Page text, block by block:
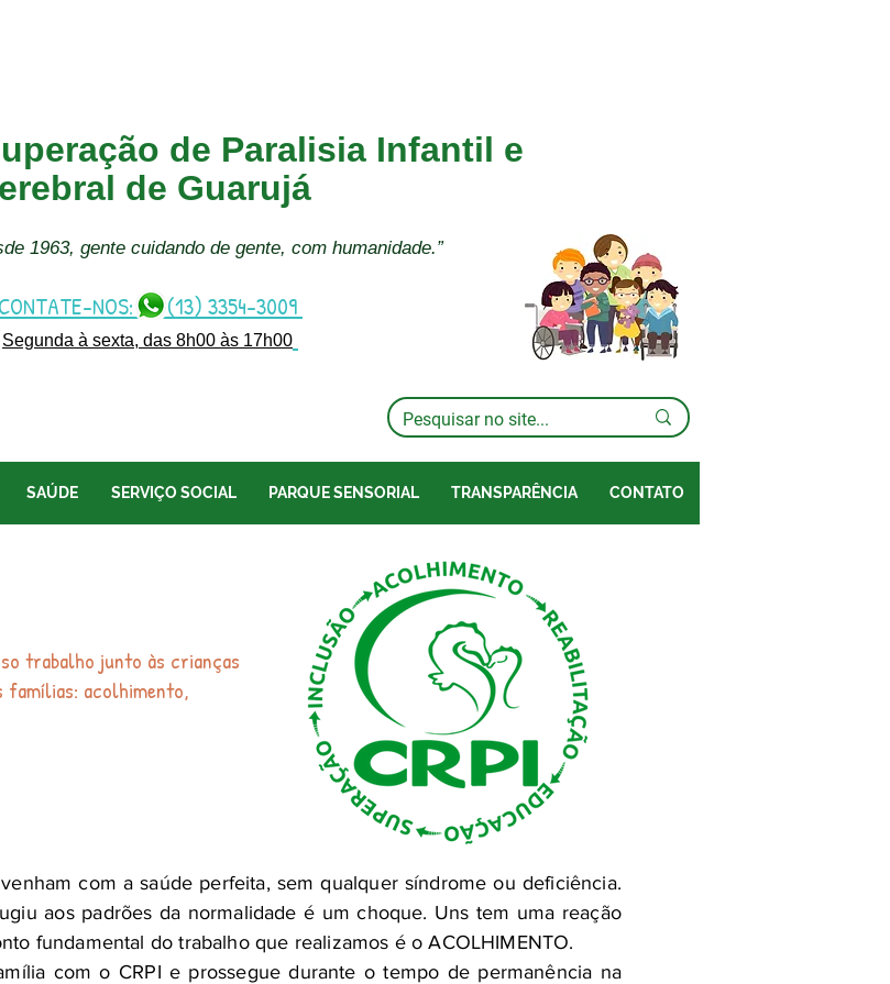
de Paralisia Infantil e
de Guarujá
CONTATE-NOS: (13) 3354-3009
Segunda à sexta, das 8h00 às 17h00
1963, gente cuidando de gente, com humanidade.”
SAÚDE SERVIÇO SOCIAL PARQUE SENSORIAL TRANSPARÊNCIA CONTATO
trabalho junto às crianças
famílias: acolhimento,
com a saúde perfeita, sem qualquer síndrome ou deficiência.
aos padrões da normalidade é um choque. Uns tem uma reação
fundamental do trabalho que realizamos é o ACOLHIMENTO.
com o CRPI e prossegue durante o tempo de permanência na